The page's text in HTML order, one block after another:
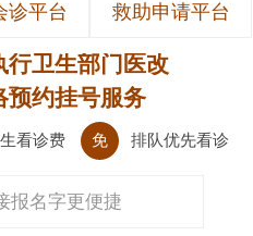
诊平台 救助申请平台
行卫生部门医改
预约挂号服务
看诊费 免 排队优先看诊